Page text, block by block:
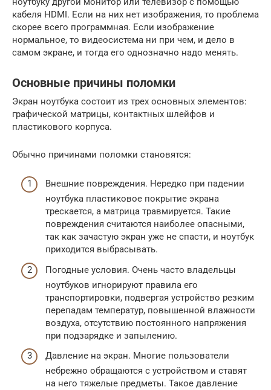
кабеля HDMI. Если на них нет изображения, то проблема
скорее всего программная. Если изображение
нормальное, то видеосистема ни при чем, и дело в
самом экране, и тогда его однозначно надо менять.
Основные причины поломки
Экран ноутбука состоит из трех основных элементов:
графической матрицы, контактных шлейфов и
пластикового корпуса.
Обычно причинами поломки становятся:
Внешние повреждения. Нередко при падении
ноутбука пластиковое покрытие экрана
трескается, а матрица травмируется. Такие
повреждения считаются наиболее опасными,
так как зачастую экран уже не спасти, и ноутбук
приходится выбрасывать.
Погодные условия. Очень часто владельцы
ноутбуков игнорируют правила его
транспортировки, подвергая устройство резким
перепадам температур, повышенной влажности
воздуха, отсутствию постоянного напряжения
при подзарядке и запылению.
Давление на экран. Многие пользователи
небрежно обращаются с устройством и ставят
на него тяжелые предметы. Такое давление